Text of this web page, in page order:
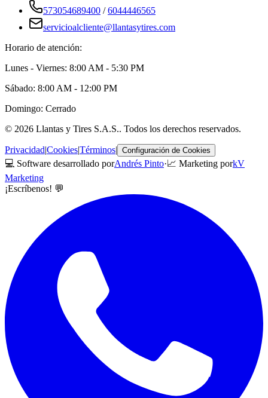
573054689400 /6044446565
servicioalcliente@llantasytires.com
Horario de atención:
Lunes - Viernes: 8:00 AM - 5:30 PM
Sábado: 8:00 AM - 12:00 PM
Domingo: Cerrado
© 2026 Llantas y Tires S.A.S.. Todos los derechos reservados.
Privacidad|Cookies|Términos| Configuración de Cookies
💻 Software desarrollado porAndrés Pinto·📈 Marketing porkV
Marketing
¡Escríbenos! 💬